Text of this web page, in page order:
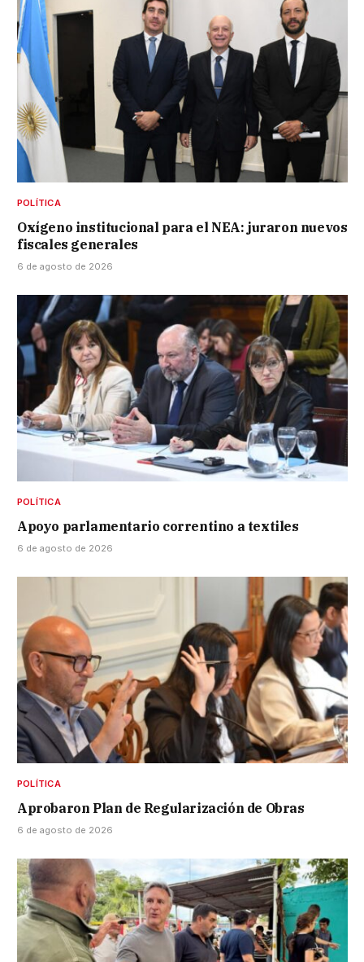
POLÍTICA
Oxígeno institucional para el NEA: juraron nuevos
fiscales generales
6 de agosto de 2026
POLÍTICA
Apoyo parlamentario correntino a textiles
6 de agosto de 2026
POLÍTICA
Aprobaron Plan de Regularización de Obras
6 de agosto de 2026